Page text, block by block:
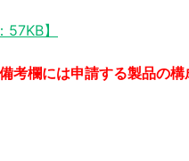
】
考欄には申請する製品の